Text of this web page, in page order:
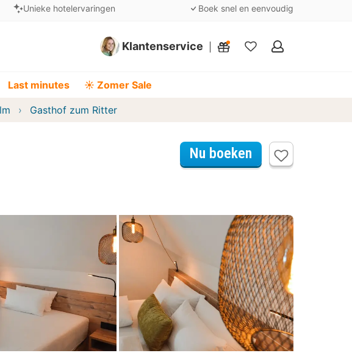
Unieke hotelervaringen Boek snel en eenvoudig
Klantenservice
Mijn
Last minutes ☀️ Zomer Sale
Gasthof zum Ritter
Nu boeken